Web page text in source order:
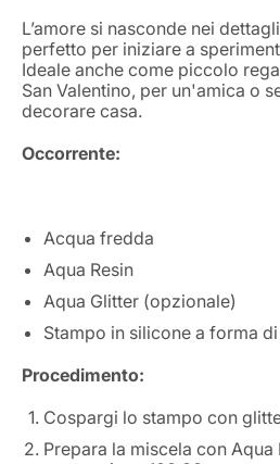
L’amore si nasconde nei
perfetto per iniziare a
Ideale anche come piccolo
San Valentino, per un'amica o
decorare casa.
Occorrente:
Acqua fredda
Aqua Resin
Aqua Glitter (opzionale)
Stampo in silicone a forma
Procedimento:
Cospargi lo stampo con
Prepara la miscela con Aqua